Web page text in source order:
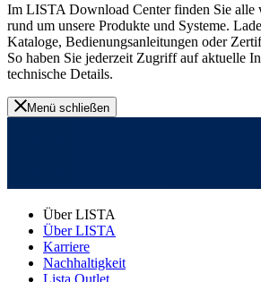
Im LISTA Download Center finden Sie alle
rund um unsere Produkte und Systeme.
Kataloge, Bedienungsanleitungen oder
So haben Sie jederzeit Zugriff auf aktuelle
technische Details.
Menü schließen
Über LISTA
Über LISTA
Karriere
Nachhaltigkeit
Lista Outlet